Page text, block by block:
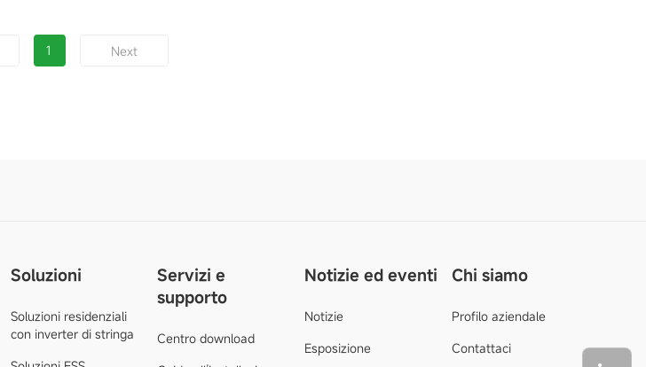
1 Next
Soluzioni
Soluzioni residenziali
con inverter di stringa
Servizi e
supporto
Centro download
Notizie ed eventi
Notizie
Esposizione
Chi siamo
Profilo aziendale
Contattaci